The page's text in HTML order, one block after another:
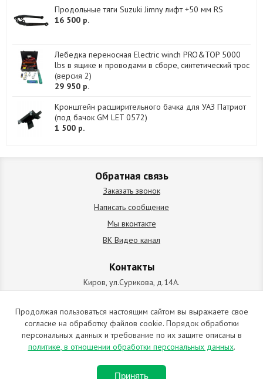
Продольные тяги Suzuki Jimny лифт +50 мм RS
16 500 р.
Лебедка переносная Electric winch PRO&TOP 5000
lbs в ящике и проводами в сборе, синтетический трос
(версия 2)
29 950 р.
Кронштейн расширительного бачка для УАЗ Патриот
(под бачок GM LET 0572)
1 500 р.
Обратная связь
Заказать звонок
Написать сообщение
Мы вконтакте
ВК Видео канал
Контакты
Киров, ул.Сурикова, д.14А.
схема проезда
+7 (912) 827-92-55
ИП Позолотин Евгений Валерьевич
ИНН 434537218055 / ОГРН ИП 309434505600123 от 25.02.2009
2009-2026 © Все права защищены. Копирование материалов
Продолжая пользоваться настоящим сайтом вы выражаете свое
согласие на обработку файлов cookie. Порядок обработки
персональных данных и требование по их защите описаны в
политике, в отношении обработки персональных данных.
Принять